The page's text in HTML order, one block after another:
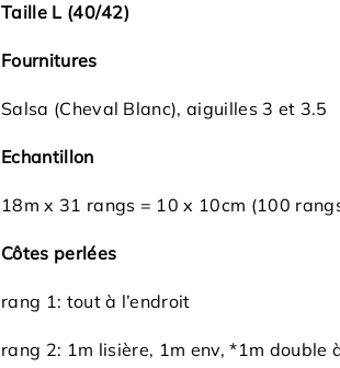
Taille L (40/42)
Fournitures
Salsa (Cheval Blanc), aiguilles 3 et 3.5
Echantillon
18m x 31 rangs = 10 x 10cm (100
Côtes perlées
rang 1: tout à l’endroit
rang 2: 1m lisière, 1m env, *1m double